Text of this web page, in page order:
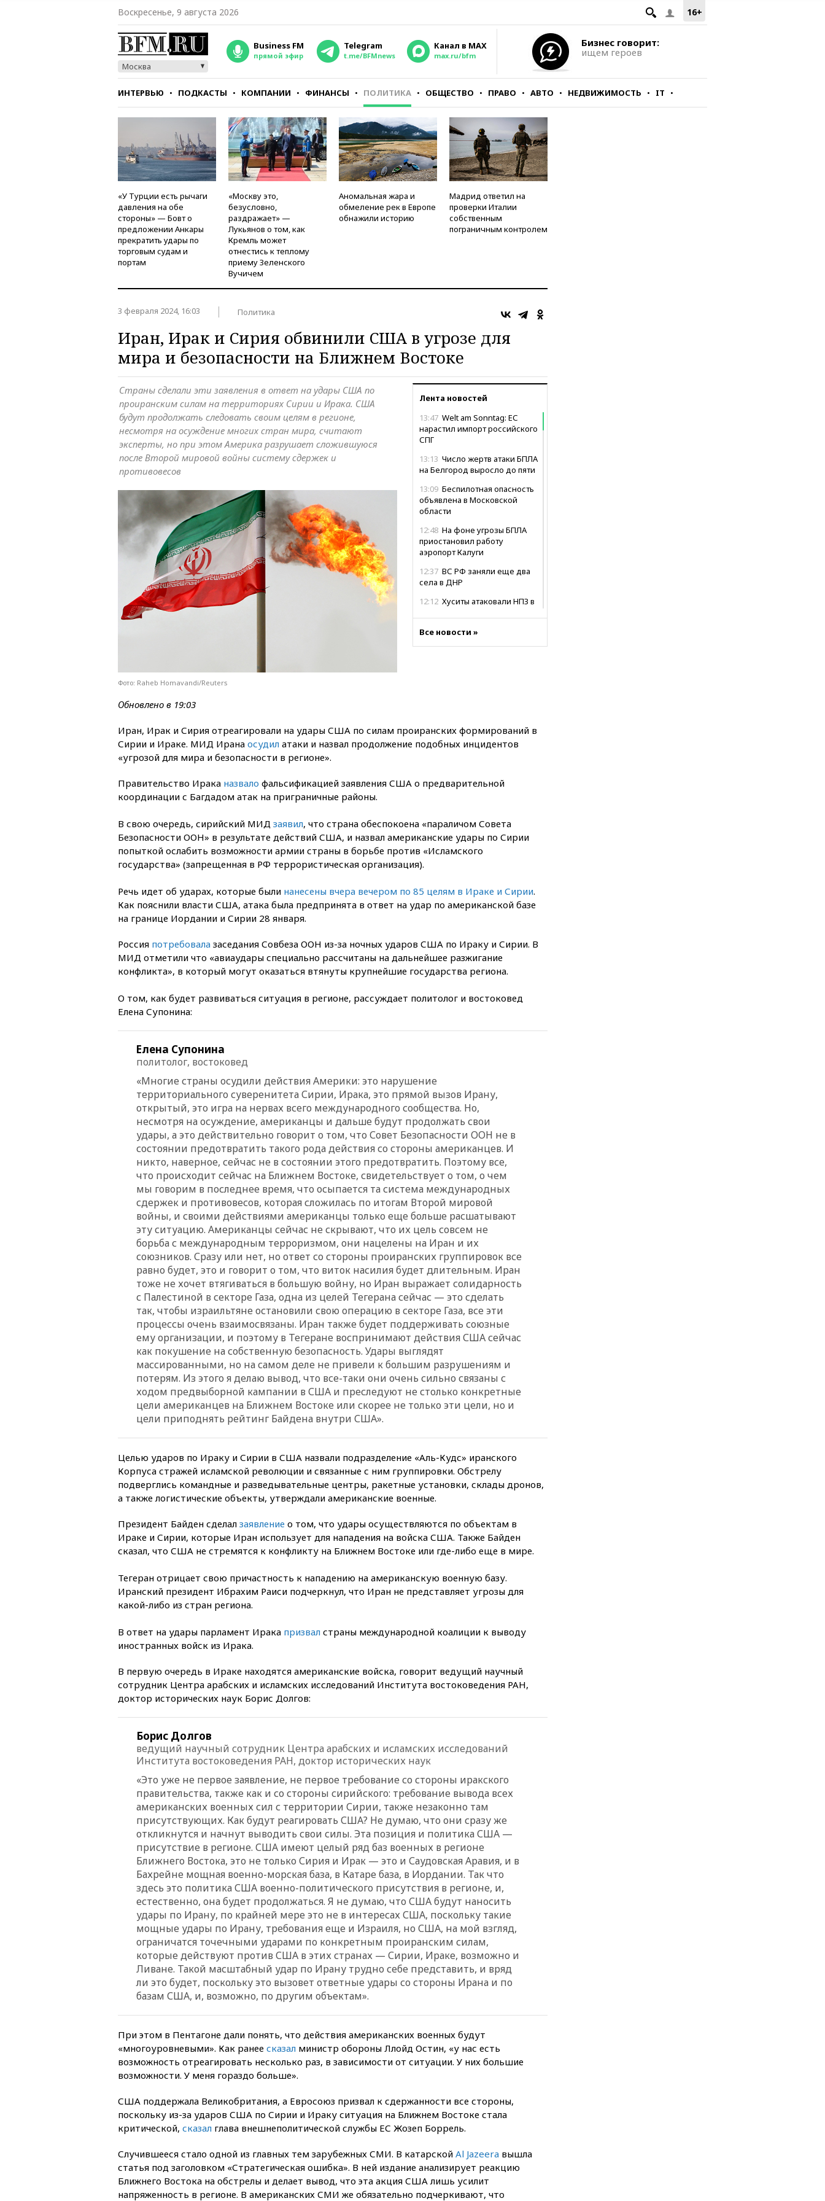
16+
Воскресенье, 9 августа 2026
Москва
Business FM
прямой эфир
Telegram
t.me/BFMnews
Канал в MAX
max.ru/bfm
Бизнес говорит:
ищем героев
ИНТЕРВЬЮ ПОДКАСТЫ КОМПАНИИ ФИНАНСЫ ПОЛИТИКА ОБЩЕСТВО ПРАВО АВТО НЕДВИЖИМОСТЬ IT
СТИЛЬ ТЕСТЫ
«У Турции есть рычаги
давления на обе
стороны» — Бовт о
предложении Анкары
прекратить удары по
торговым судам и
портам
«Москву это,
безусловно,
раздражает» —
Лукьянов о том, как
Кремль может
отнестись к теплому
приему Зеленского
Вучичем
Аномальная жара и
обмеление рек в Европе
обнажили историю
Мадрид ответил на
проверки Италии
собственным
пограничным контролем
3 февраля 2024, 16:03 Политика
Иран, Ирак и Сирия обвинили США в угрозе для
мира и безопасности на Ближнем Востоке
Лента новостей
13:47 Welt am Sonntag: ЕС
нарастил импорт российского
СПГ
13:13 Число жертв атаки БПЛА
на Белгород выросло до пяти
13:09 Беспилотная опасность
объявлена в Московской
области
12:48 На фоне угрозы БПЛА
приостановил работу
аэропорт Калуги
12:37 ВС РФ заняли еще два
села в ДНР
12:12 Хуситы атаковали НПЗ в
11:53 В Уфе украинский БПЛА
10:31ВС РФ ударили по
10:10Премьер Японии снова
09:47Два ребенка ранены в
ходе атаки БПЛА на Белгород
09:09Минобороны: за ночь
сбито 153 украинских БПЛА
Джо Байдена ухудшилось
06:25У берегов Италии
обнаружили затонувшее
судно древнеримских времен
05:10«Одиссея» Нолана
01:20
съедает несколько арбузов за
сезон
00:25В Красноярском крае
идут поиски семьи, пропавшей
вчера, 23:30Жителя Нижнего
Тагила арестовали за реакции
в Теlegram
вчера, 22:50Российский
режиссер Кирилл Соколов
снимет триллер для Netflix
вчера, 22:20 Турция призвала
к мораторию на удары по
торговым судам в Черном
море
вчера, 21:43 Экс-
председатель Верховного
суда Венгрии согласился стать
президентом республики
вчера, 20:58
введет экзамен для
претендентов на получение
гражданства
вчера, 20:12 Минобороны
Болгарии: упавший в стране
вчера, 19:29
ОАЭ обвинили
Иран в атаке на судно
нефтяной компании ADNOC в
Ормузе
хранилищах достиг
антирекорда
вчера, 18:25
ТАСС: Уиткофф и
Москву и Киев
вчера, 17:43
«Тиса» выдвинула
Венгрии
угрозу европейскую зиму»
Беспилотник
газопровода в Болгарии
Белгородской области погиб
мирный житель
отец футболиста Лионеля
Месси
вчера, 14:43 Турция
ограничила судоходство в
Черном море
вчера, 14:20 Генпрокурором
США стал Тодд Бланш
вчера, 13:37Пляжи
Геленджика закрыты из-за
опасности БПЛА
вчера, 13:03 Испания ввела
погранконтроль для
итальянских туристов
вчера, 12:27Возгорание на
Ильском НПЗ, вызванное
атакой БПЛА, потушили
Лерчек
вчера, 11:07При
столкновении катера и лодки
вчера, 10:27Движение по
трассе «Новороссия»
восстановлено
перехватили за утро 85 БПЛА
над территорией РФ
вчера, 09:25 Ильский НПЗ на
Кубани загорелся после
Все новости »
Страны сделали эти заявления в ответ на удары США по
проиранским силам на территориях Сирии и Ирака. США
будут продолжать следовать своим целям в регионе,
несмотря на осуждение многих стран мира, считают
эксперты, но при этом Америка разрушает сложившуюся
после Второй мировой войны систему сдержек и
противовесов
Фото: Raheb Homavandi/Reuters
Обновлено в 19:03
Иран, Ирак и Сирия отреагировали на удары США по силам проиранских формирований в
Сирии и Ираке. МИД Ирана осудил атаки и назвал продолжение подобных инцидентов
«угрозой для мира и безопасности в регионе».
Правительство Ирака назвало фальсификацией заявления США о предварительной
координации с Багдадом атак на приграничные районы.
В свою очередь, сирийский МИД заявил, что страна обеспокоена «параличом Совета
Безопасности ООН» в результате действий США, и назвал американские удары по Сирии
попыткой ослабить возможности армии страны в борьбе против «Исламского
государства» (запрещенная в РФ террористическая организация).
Речь идет об ударах, которые были нанесены вчера вечером по 85 целям в Ираке и Сирии.
Как пояснили власти США, атака была предпринята в ответ на удар по американской базе
на границе Иордании и Сирии 28 января.
Россия потребовала заседания Совбеза ООН из-за ночных ударов США по Ираку и Сирии. В
МИД отметили что «авиаудары специально рассчитаны на дальнейшее разжигание
конфликта», в который могут оказаться втянуты крупнейшие государства региона.
О том, как будет развиваться ситуация в регионе, рассуждает политолог и востоковед
Елена Супонина:
Елена Супонина
политолог, востоковед
«Многие страны осудили действия Америки: это нарушение
территориального суверенитета Сирии, Ирака, это прямой вызов Ирану,
открытый, это игра на нервах всего международного сообщества. Но,
несмотря на осуждение, американцы и дальше будут продолжать свои
удары, а это действительно говорит о том, что Совет Безопасности ООН не в
состоянии предотвратить такого рода действия со стороны американцев. И
никто, наверное, сейчас не в состоянии этого предотвратить. Поэтому все,
что происходит сейчас на Ближнем Востоке, свидетельствует о том, о чем
мы говорим в последнее время, что осыпается та система международных
сдержек и противовесов, которая сложилась по итогам Второй мировой
войны, и своими действиями американцы только еще больше расшатывают
эту ситуацию. Американцы сейчас не скрывают, что их цель совсем не
борьба с международным терроризмом, они нацелены на Иран и их
союзников. Сразу или нет, но ответ со стороны проиранских группировок все
равно будет, это и говорит о том, что виток насилия будет длительным. Иран
тоже не хочет втягиваться в большую войну, но Иран выражает солидарность
с Палестиной в секторе Газа, одна из целей Тегерана сейчас — это сделать
так, чтобы израильтяне остановили свою операцию в секторе Газа, все эти
процессы очень взаимосвязаны. Иран также будет поддерживать союзные
ему организации, и поэтому в Тегеране воспринимают действия США сейчас
как покушение на собственную безопасность. Удары выглядят
массированными, но на самом деле не привели к большим разрушениям и
потерям. Из этого я делаю вывод, что все-таки они очень сильно связаны с
ходом предвыборной кампании в США и преследуют не столько конкретные
цели американцев на Ближнем Востоке или скорее не только эти цели, но и
цели приподнять рейтинг Байдена внутри США».
Целью ударов по Ираку и Сирии в США назвали подразделение «Аль-Кудс» иранского
Корпуса стражей исламской революции и связанные с ним группировки. Обстрелу
подверглись командные и разведывательные центры, ракетные установки, склады дронов,
а также логистические объекты, утверждали американские военные.
Президент Байден сделал заявление о том, что удары осуществляются по объектам в
Ираке и Сирии, которые Иран использует для нападения на войска США. Также Байден
сказал, что США не стремятся к конфликту на Ближнем Востоке или где-либо еще в мире.
Тегеран отрицает свою причастность к нападению на американскую военную базу.
Иранский президент Ибрахим Раиси подчеркнул, что Иран не представляет угрозы для
какой-либо из стран региона.
В ответ на удары парламент Ирака призвал страны международной коалиции к выводу
иностранных войск из Ирака.
В первую очередь в Ираке находятся американские войска, говорит ведущий научный
сотрудник Центра арабских и исламских исследований Института востоковедения РАН,
доктор исторических наук Борис Долгов:
Борис Долгов
ведущий научный сотрудник Центра арабских и исламских исследований
Института востоковедения РАН, доктор исторических наук
«Это уже не первое заявление, не первое требование со стороны иракского
правительства, также как и со стороны сирийского: требование вывода всех
американских военных сил с территории Сирии, также незаконно там
присутствующих. Как будут реагировать США? Не думаю, что они сразу же
откликнутся и начнут выводить свои силы. Эта позиция и политика США —
присутствие в регионе. США имеют целый ряд баз военных в регионе
Ближнего Востока, это не только Сирия и Ирак — это и Саудовская Аравия, и в
Бахрейне мощная военно-морская база, в Катаре база, в Иордании. Так что
здесь это политика США военно-политического присутствия в регионе, и,
естественно, она будет продолжаться. Я не думаю, что США будут наносить
удары по Ирану, по крайней мере это не в интересах США, поскольку такие
мощные удары по Ирану, требования еще и Израиля, но США, на мой взгляд,
ограничатся точечными ударами по конкретным проиранским силам,
которые действуют против США в этих странах — Сирии, Ираке, возможно и
Ливане. Такой масштабный удар по Ирану трудно себе представить, и вряд
ли это будет, поскольку это вызовет ответные удары со стороны Ирана и по
базам США, и, возможно, по другим объектам».
При этом в Пентагоне дали понять, что действия американских военных будут
«многоуровневыми». Как ранее сказал министр обороны Ллойд Остин, «у нас есть
возможность отреагировать несколько раз, в зависимости от ситуации. У них большие
возможности. У меня гораздо больше».
США поддержала Великобритания, а Евросоюз призвал к сдержанности все стороны,
поскольку из-за ударов США по Сирии и Ираку ситуация на Ближнем Востоке стала
критической, сказал глава внешнеполитической службы ЕС Жозеп Боррель.
Случившееся стало одной из главных тем зарубежных СМИ. В катарской Al Jazeera вышла
статья под заголовком «Стратегическая ошибка». В ней издание анализирует реакцию
Ближнего Востока на обстрелы и делает вывод, что эта акция США лишь усилит
напряженность в регионе. В американских СМИ же обязательно подчеркивают, что